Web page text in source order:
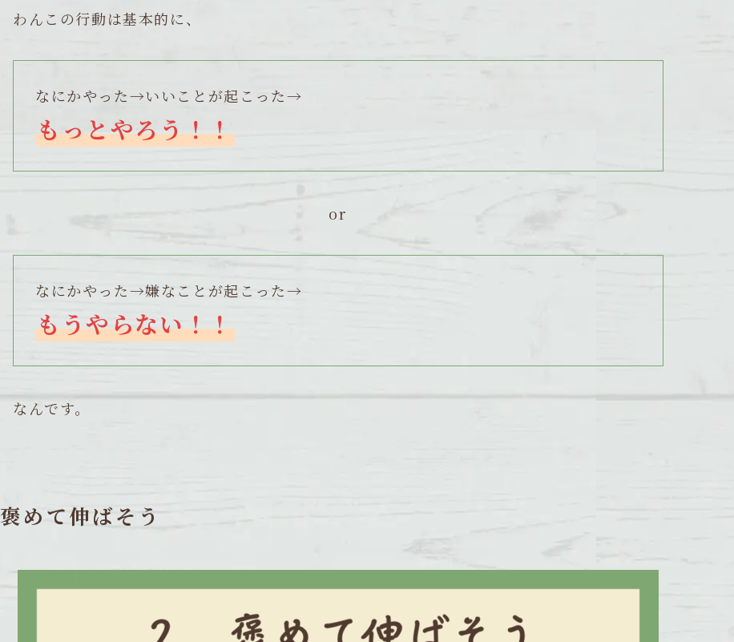
わんこの行動は基本的に、
なにかやった→いいことが起こった→
もっとやろう！！
or
なにかやった→嫌なことが起こった→
もうやらない！！
なんです。
褒めて伸ばそう